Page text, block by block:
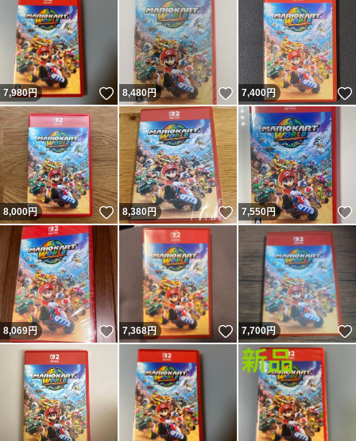
7,980円 いいね！
8,480円 いいね！
7,400円
8,000円 いいね！
8,380円 いいね！
7,550円
8,069円 いいね！
7,368円 いいね！
7,700円